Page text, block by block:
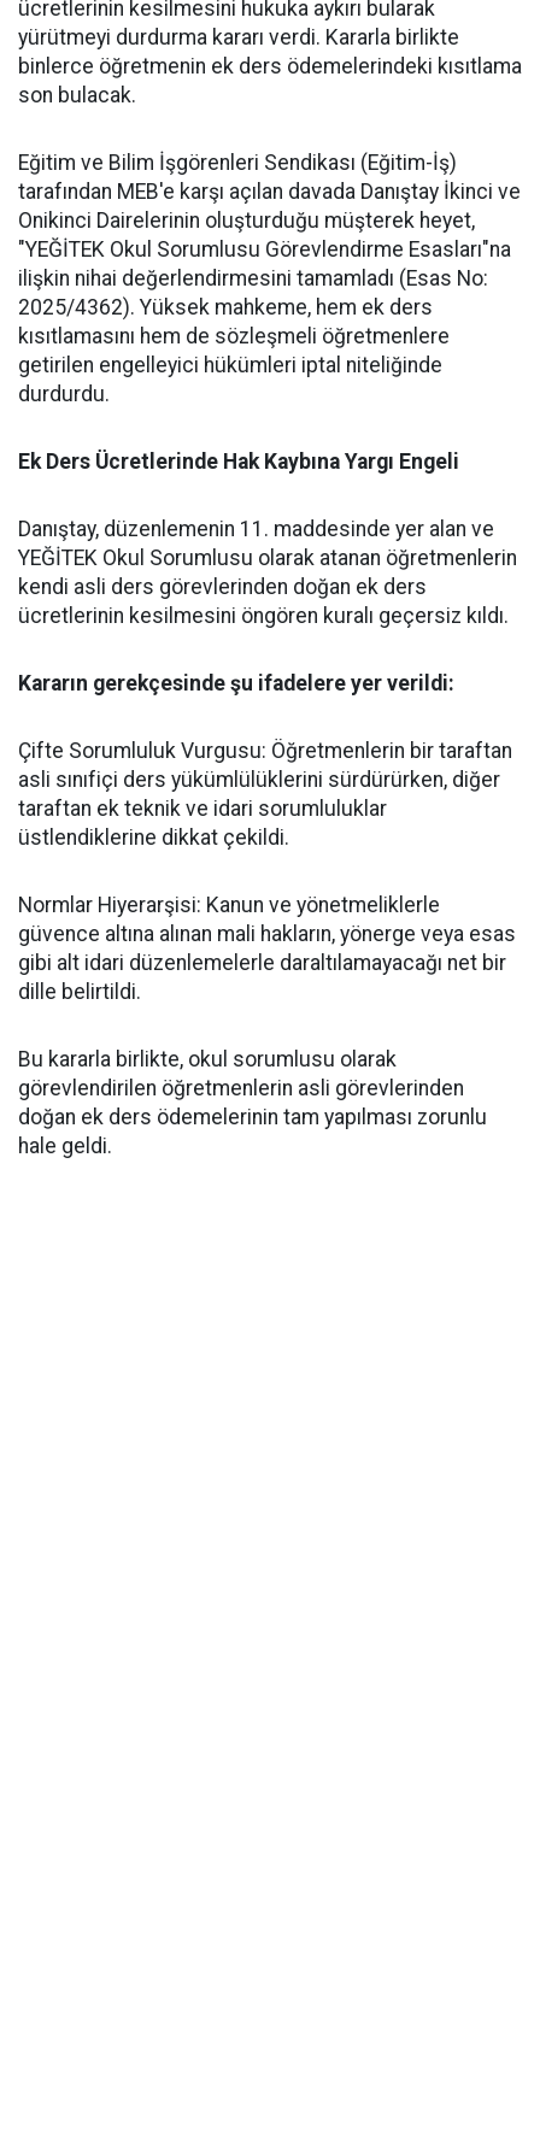
ücretlerinin kesilmesini hukuka aykırı bularak
yürütmeyi durdurma kararı verdi. Kararla birlikte
binlerce öğretmenin ek ders ödemelerindeki kısıtlama
son bulacak.
​Eğitim ve Bilim İşgörenleri Sendikası (Eğitim-İş)
tarafından MEB'e karşı açılan davada Danıştay İkinci ve
Onikinci Dairelerinin oluşturduğu müşterek heyet,
"YEĞİTEK Okul Sorumlusu Görevlendirme Esasları"na
ilişkin nihai değerlendirmesini tamamladı (Esas No:
2025/4362). Yüksek mahkeme, hem ek ders
kısıtlamasını hem de sözleşmeli öğretmenlere
getirilen engelleyici hükümleri iptal niteliğinde
durdurdu.
​Ek Ders Ücretlerinde Hak Kaybına Yargı Engeli
​Danıştay, düzenlemenin 11. maddesinde yer alan ve
YEĞİTEK Okul Sorumlusu olarak atanan öğretmenlerin
kendi asli ders görevlerinden doğan ek ders
ücretlerinin kesilmesini öngören kuralı geçersiz kıldı.
​Kararın gerekçesinde şu ifadelere yer verildi:
​Çifte Sorumluluk Vurgusu: Öğretmenlerin bir taraftan
asli sınıfiçi ders yükümlülüklerini sürdürürken, diğer
taraftan ek teknik ve idari sorumluluklar
üstlendiklerine dikkat çekildi.
​Normlar Hiyerarşisi: Kanun ve yönetmeliklerle
güvence altına alınan mali hakların, yönerge veya esas
gibi alt idari düzenlemelerle daraltılamayacağı net bir
dille belirtildi.
​Bu kararla birlikte, okul sorumlusu olarak
görevlendirilen öğretmenlerin asli görevlerinden
doğan ek ders ödemelerinin tam yapılması zorunlu
hale geldi.